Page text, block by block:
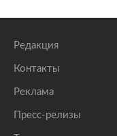
Редакция
Контакты
Реклама
Пресс-релизы